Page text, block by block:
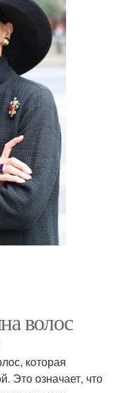
волос
которая
Это означает, что